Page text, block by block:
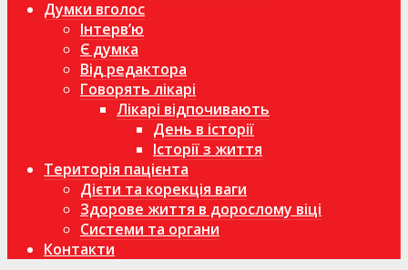
Думки вголос
Інтерв’ю
Є думка
Від редактора
Говорять лікарі
Лікарі відпочивають
День в історії
Історії з життя
Територія пацієнта
Дієти та корекція ваги
Здорове життя в дорослому віці
Системи та органи
Контакти